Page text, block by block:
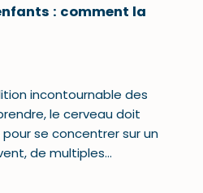
: comment la
incontournable des
le cerveau doit
se concentrer sur un
de multiples…